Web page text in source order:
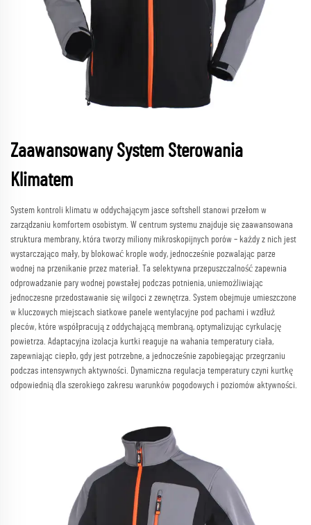
Zaawansowany System Sterowania
Klimatem
System kontroli klimatu w oddychającym jasce softshell stanowi przełom w
zarządzaniu komfortem osobistym. W centrum systemu znajduje się zaawansowana
struktura membrany, która tworzy miliony mikroskopijnych porów – każdy z nich jest
wystarczająco mały, by blokować krople wody, jednocześnie pozwalając parze
wodnej na przenikanie przez materiał. Ta selektywna przepuszczalność zapewnia
odprowadzanie pary wodnej powstałej podczas potnienia, uniemożliwiając
jednoczesne przedostawanie się wilgoci z zewnętrza. System obejmuje umieszczone
w kluczowych miejscach siatkowe panele wentylacyjne pod pachami i wzdłuż
pleców, które współpracują z oddychającą membraną, optymalizując cyrkulację
powietrza. Adaptacyjna izolacja kurtki reaguje na wahania temperatury ciała,
zapewniając ciepło, gdy jest potrzebne, a jednocześnie zapobiegając przegrzaniu
podczas intensywnych aktywności. Dynamiczna regulacja temperatury czyni kurtkę
odpowiednią dla szerokiego zakresu warunków pogodowych i poziomów aktywności.